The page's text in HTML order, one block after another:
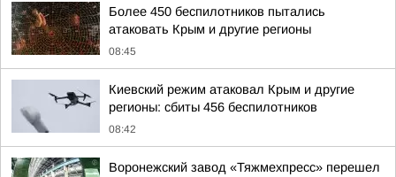
Более 450 беспилотников пытались
атаковать Крым и другие регионы
08:45
Киевский режим атаковал Крым и другие
регионы: сбиты 456 беспилотников
08:42
Воронежский завод «Тяжмехпресс» перешел